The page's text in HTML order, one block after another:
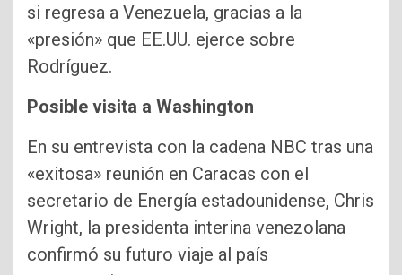
si regresa a Venezuela, gracias a la
«presión» que EE.UU. ejerce sobre
Rodríguez.
Posible visita a Washington
En su entrevista con la cadena NBC tras una
«exitosa» reunión en Caracas con el
secretario de Energía estadounidense, Chris
Wright, la presidenta interina venezolana
confirmó su futuro viaje al país